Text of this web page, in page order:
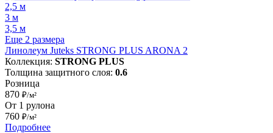
2,5 м
3 м
3,5 м
Еще 2 размера
Линолеум Juteks STRONG PLUS ARONA 2
Коллекция: STRONG PLUS
Толщина защитного слоя: 0.6
Розница
870 ₽/м²
От 1 рулона
760 ₽/м²
Подробнее